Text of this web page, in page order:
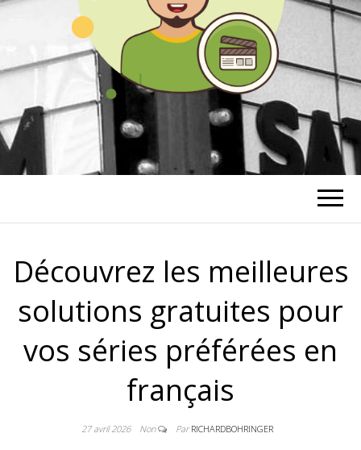
RICHARD
BOHRINGER
Découvrez les meilleures
solutions gratuites pour
vos séries préférées en
français
27 avril 2026 Non ParRICHARDBOHRINGER